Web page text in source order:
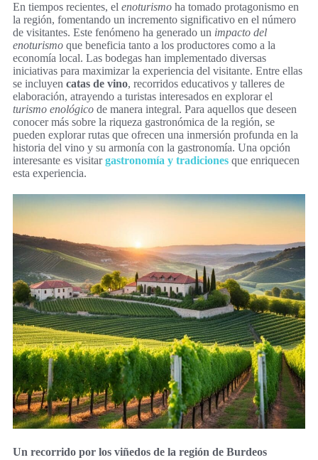
En tiempos recientes, el enoturismo ha tomado protagonismo en
la región, fomentando un incremento significativo en el número
de visitantes. Este fenómeno ha generado un impacto del
enoturismo que beneficia tanto a los productores como a la
economía local. Las bodegas han implementado diversas
iniciativas para maximizar la experiencia del visitante. Entre ellas
se incluyen catas de vino, recorridos educativos y talleres de
elaboración, atrayendo a turistas interesados en explorar el
turismo enológico de manera integral. Para aquellos que deseen
conocer más sobre la riqueza gastronómica de la región, se
pueden explorar rutas que ofrecen una inmersión profunda en la
historia del vino y su armonía con la gastronomía. Una opción
interesante es visitargastronomía y tradiciones que enriquecen
esta experiencia.
Un recorrido por los viñedos de la región de Burdeos